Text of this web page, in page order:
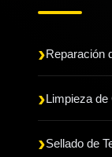
Reparación
Limpieza de
Sellado de